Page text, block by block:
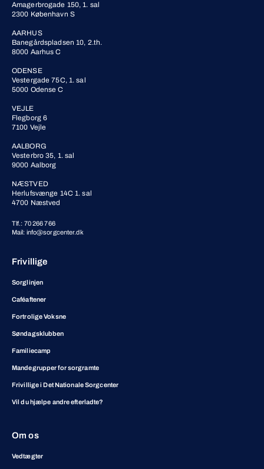
Amagerbrogade 150, 1. sal
2300 København S
AARHUS
Banegårdspladsen 10, 2.th.
8000 Aarhus C
ODENSE
Vestergade 75C, 1. sal
5000 Odense C
VEJLE
Flegborg 6
7100 Vejle
AALBORG
Vesterbro 35, 1. sal
9000 Aalborg
NÆSTVED
Herlufsvænge 14C 1. sal
4700 Næstved
Tlf.: 70 266 766
Mail: info@sorgcenter.dk
Frivillige
Sorglinjen
Caféaftener
Fortrolige Voksne
Søndagsklubben
Familiecamp
Mandegrupper for sorgramte
Frivillige i Det Nationale Sorgcenter
Vil du hjælpe andre efterladte?
Om os
Vedtægter